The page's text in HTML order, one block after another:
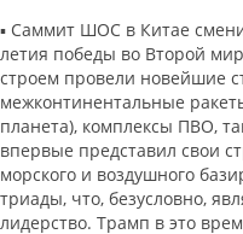
▪️ Саммит ШОС в Китае
летия победы во Второй
строем провели новейшие
межконтинентальные
планета), комплексы ПВО,
впервые представил свои
морского и воздушного
триады, что, безусловно,
лидерство. Трамп в это